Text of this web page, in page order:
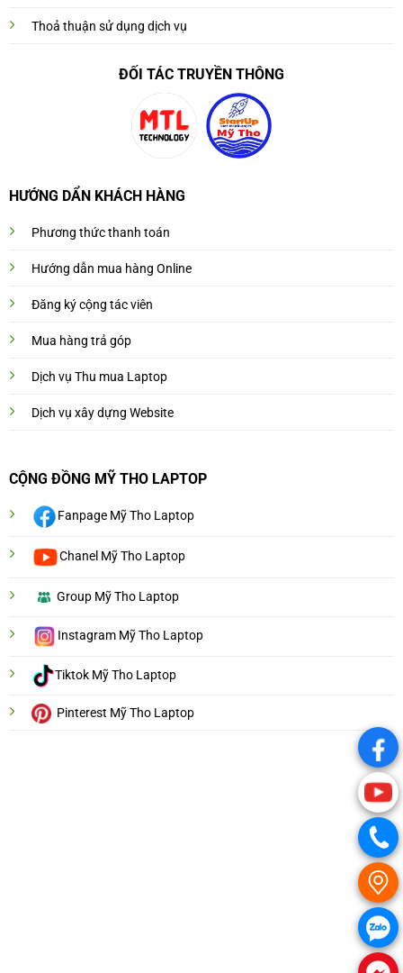
Thoả thuận sử dụng dịch vụ
ĐỐI TÁC TRUYỀN THÔNG
HƯỚNG DẨN KHÁCH HÀNG
Phương thức thanh toán
Hướng dẫn mua hàng Online
Đăng ký cộng tác viên
Mua hàng trả góp
Dịch vụ Thu mua Laptop
Dịch vụ xây dựng Website
CỘNG ĐỒNG MỸ THO LAPTOP
Fanpage Mỹ Tho Laptop
Chanel Mỹ Tho Laptop
Group Mỹ Tho Laptop
Instagram Mỹ Tho Laptop
Tiktok Mỹ Tho Laptop
Pinterest Mỹ Tho Laptop
.
.
.
.
.